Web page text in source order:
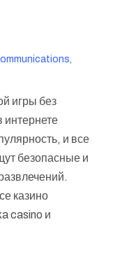
игры без
интернете
и все
безопасные и
казино
casino и